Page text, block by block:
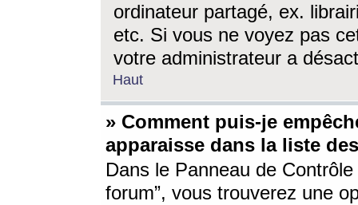
ordinateur partagé, ex.
etc. Si vous ne voyez pas
votre administrateur a
Haut
» Comment puis-je
apparaisse dans la liste
Dans le Panneau de
forum”, vous trouverez une